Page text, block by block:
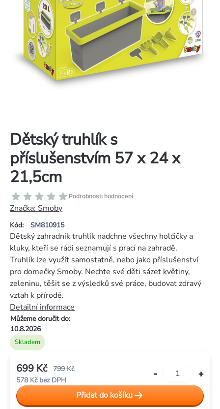
Dětský truhlík s
příslušenstvím 57 x 24 x
21,5cm
Kód: SM810915
Průměrné
hodnocení
produktu
je
0,0
z
hvězdiček.
Podrobnosti hodnocení
Značka: Smoby
Skladem
Můžeme doručit do:
10.8.2026
Dětský zahradník truhlík nadchne všechny holčičky a
kluky, kteří se rádi seznamují s prací na zahradě.
Truhlík lze využít samostatně, nebo jako příslušenství
pro domečky Smoby. Nechte své děti sázet květiny,
zeleninu, těšit se z výsledků své práce, budovat zdravý
vztah k přírodě.
Detailní informace
799 Kč
699 Kč
578 Kč bez DPH
Měrná
cena:
Přidat do košíku